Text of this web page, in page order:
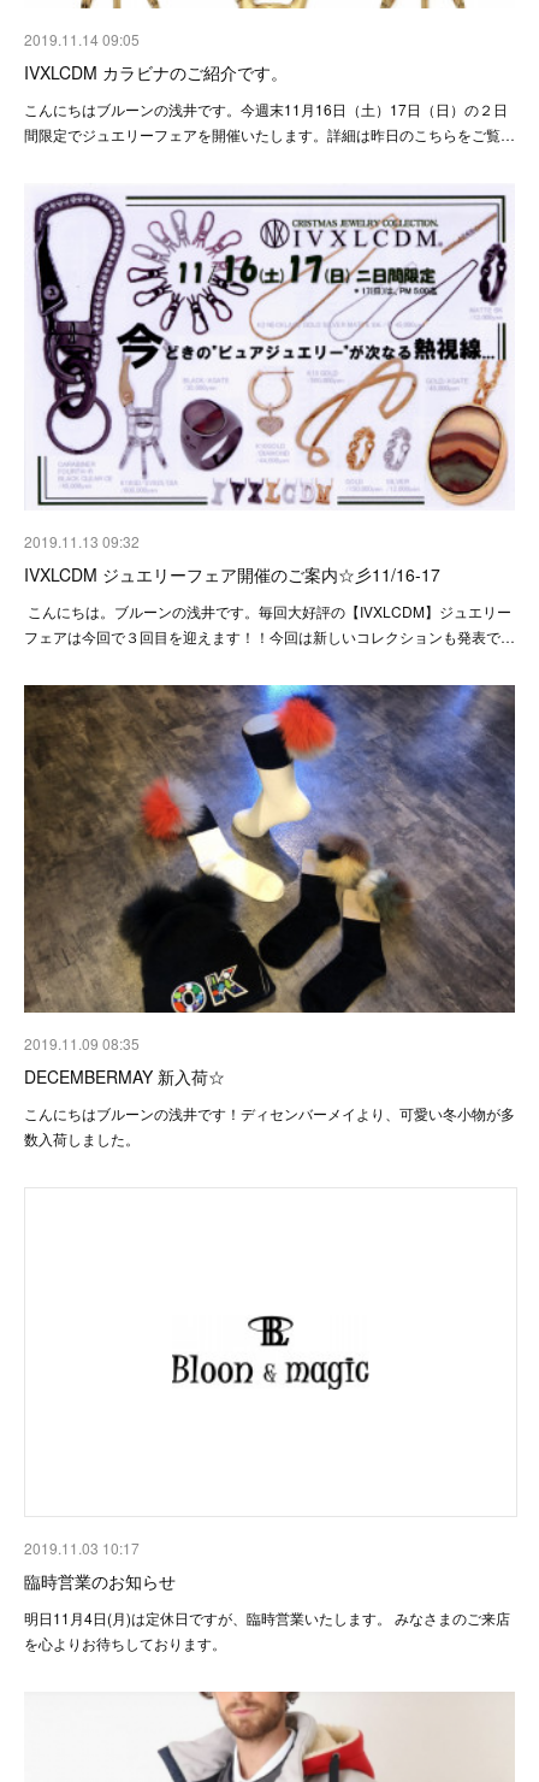
2019.11.14 09:05
IVXLCDM カラビナのご紹介です。
こんにちはブルーンの浅井です。今週末11月16日（土）17日（日）の２日
間限定でジュエリーフェアを開催いたします。詳細は昨日のこちらをご覧…
2019.11.13 09:32
IVXLCDM ジュエリーフェア開催のご案内☆彡11/16-17
こんにちは。ブルーンの浅井です。毎回大好評の【IVXLCDM】ジュエリー
フェアは今回で３回目を迎えます！！今回は新しいコレクションも発表で…
2019.11.09 08:35
DECEMBERMAY 新入荷☆
こんにちはブルーンの浅井です！ディセンバーメイより、可愛い冬小物が多
数入荷しました。
2019.11.03 10:17
臨時営業のお知らせ
明日11月4日(月)は定休日ですが、臨時営業いたします。 みなさまのご来店
を心よりお待ちしております。